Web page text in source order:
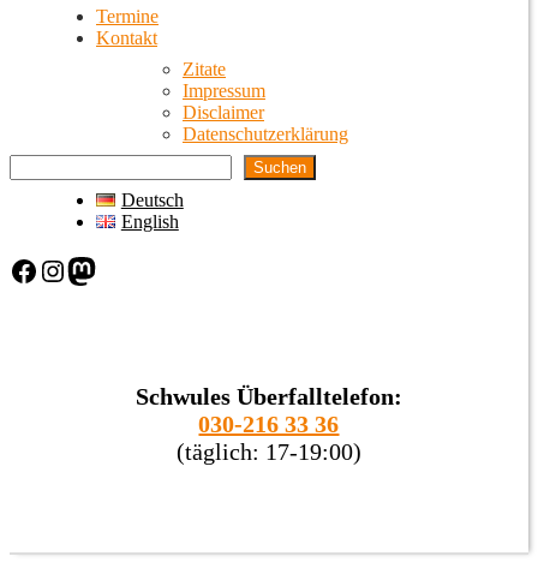
Termine
Kontakt
Zitate
Impressum
Disclaimer
Datenschutzerklärung
Suchen
Deutsch
English
Facebook Instagram Mastodon
Schwules Überfalltelefon:
030-216 33 36
(täglich: 17-19:00)